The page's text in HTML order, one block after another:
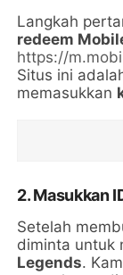
Langkah
redeem
https://
Situs ini
memasukkan
2. Masukkan
Setelah
diminta untuk
Legends.